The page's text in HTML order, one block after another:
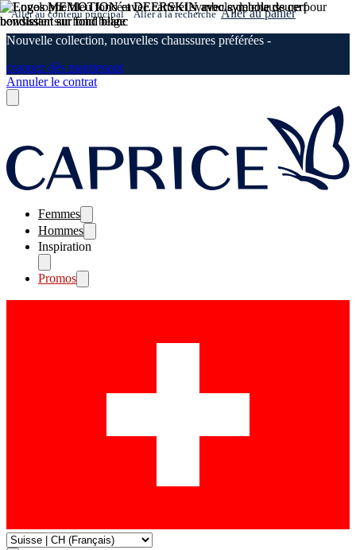
Aller au contenu principal Aller à la recherche Aller au panier
Nouvelle collection, nouvelles chaussures préférées -
craquez dès maintenant
Annuler le contrat
Femmes
Hommes
Inspiration
Promos